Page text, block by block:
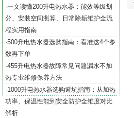
·一文读懂200升电热水器：能效等级划
分、安装空间测算、日常除垢维护全流
程实用指南
·500升电热水器选购指南：看准这4个参
数再下单
·455升电热水器故障常见问题漏水不加
热专业维修保养方法
·1000升电热水器选购避坑指南：从加热
功率、保温性能到安全防护全维度对比
解析